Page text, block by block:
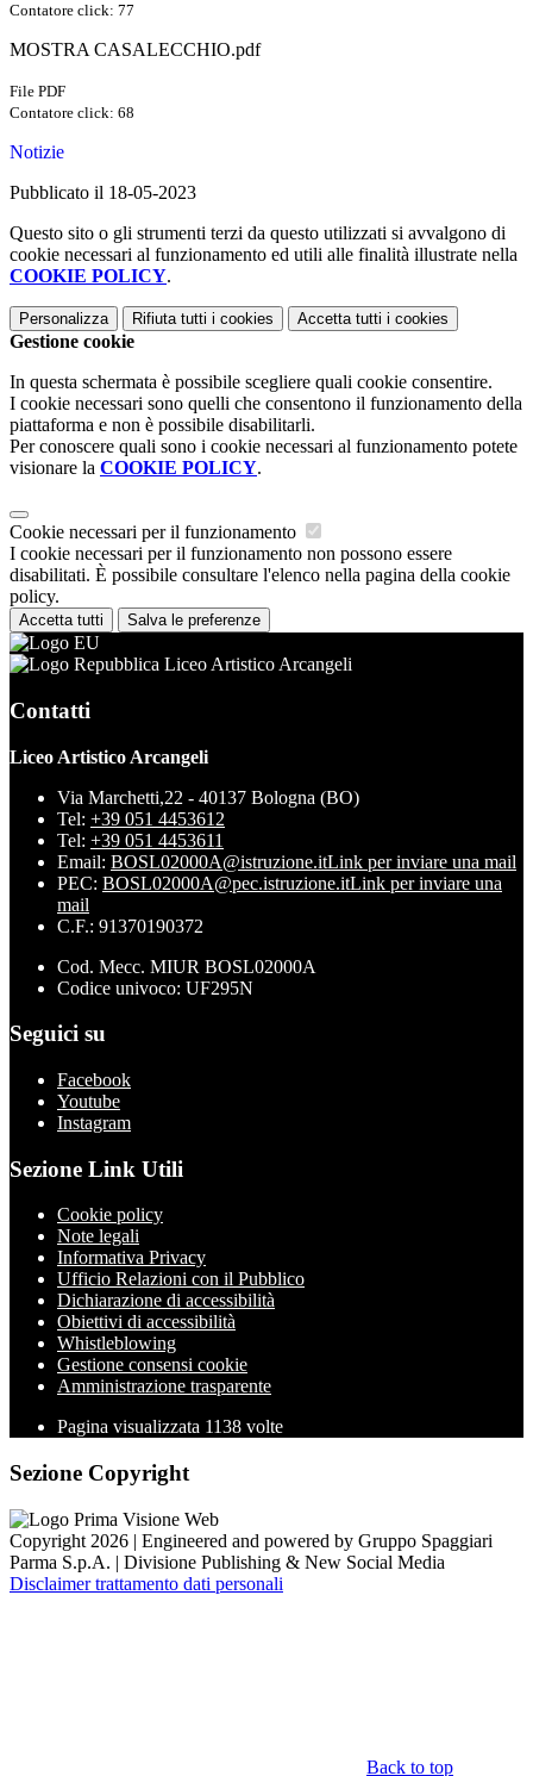
Contatore click: 77
MOSTRA CASALECCHIO.pdf
File PDF
Contatore click: 68
Notizie
Pubblicato il 18-05-2023
Questo sito o gli strumenti terzi da questo utilizzati si avvalgono di
cookie necessari al funzionamento ed utili alle finalità illustrate nella
COOKIE POLICY.
Personalizza Rifiuta tutti i cookies Accetta tutti i cookies
Gestione cookie
In questa schermata è possibile scegliere quali cookie consentire.
I cookie necessari sono quelli che consentono il funzionamento della
piattaforma e non è possibile disabilitarli.
Per conoscere quali sono i cookie necessari al funzionamento potete
visionare la COOKIE POLICY.
Cookie necessari per il funzionamento
I cookie necessari per il funzionamento non possono essere
disabilitati. È possibile consultare l'elenco nella pagina della cookie
policy.
Accetta tutti Salva le preferenze
Liceo Artistico Arcangeli
Contatti
Liceo Artistico Arcangeli
Via Marchetti,22 - 40137 Bologna (BO)
Tel: +39 051 4453612
Tel: +39 051 4453611
Email: BOSL02000A@istruzione.itLink per inviare una mail
PEC: BOSL02000A@pec.istruzione.itLink per inviare una
mail
C.F.: 91370190372
Cod. Mecc. MIUR BOSL02000A
Codice univoco: UF295N
Seguici su
Facebook
Youtube
Instagram
Sezione Link Utili
Cookie policy
Note legali
Informativa Privacy
Ufficio Relazioni con il Pubblico
Dichiarazione di accessibilità
Obiettivi di accessibilità
Whistleblowing
Gestione consensi cookie
Amministrazione trasparente
Pagina visualizzata 1138 volte
Sezione Copyright
Copyright 2026 | Engineered and powered by Gruppo Spaggiari
Parma S.p.A. | Divisione Publishing & New Social Media
Disclaimer trattamento dati personali
Back to top